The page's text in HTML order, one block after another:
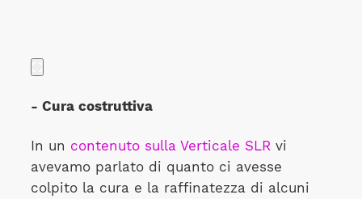
- Cura costruttiva
In un contenuto sulla Verticale SLR vi
avevamo parlato di quanto ci avesse
colpito la cura e la raffinatezza di alcuni